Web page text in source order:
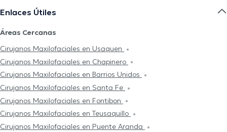
Enlaces Útiles
Áreas Cercanas
Cirujanos Maxilofaciales en Usaquen
Cirujanos Maxilofaciales en Chapinero
Cirujanos Maxilofaciales en Barrios Unidos
Cirujanos Maxilofaciales en Santa Fe
Cirujanos Maxilofaciales en Fontibon
Cirujanos Maxilofaciales en Teusaquillo
Cirujanos Maxilofaciales en Puente Aranda